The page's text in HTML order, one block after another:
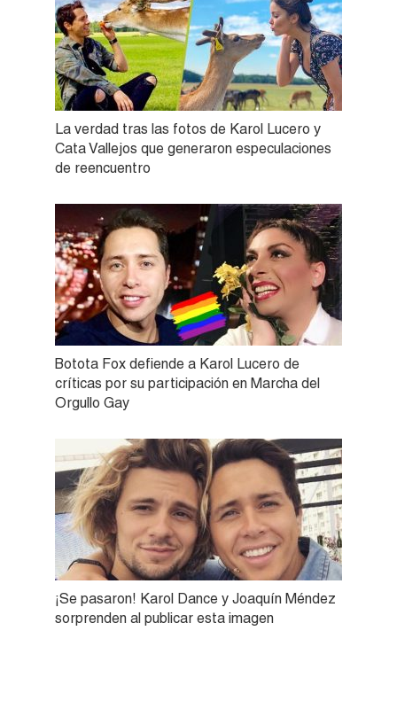
La verdad tras las fotos de Karol Lucero y
Cata Vallejos que generaron especulaciones
de reencuentro
Botota Fox defiende a Karol Lucero de
críticas por su participación en Marcha del
Orgullo Gay
¡Se pasaron! Karol Dance y Joaquín Méndez
sorprenden al publicar esta imagen